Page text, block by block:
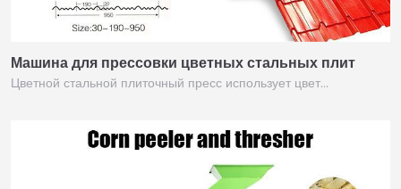
Машина для прессовки цветных стальных плит
Цветной стальной плиточный пресс использует цвет…